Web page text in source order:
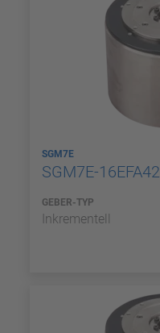
SGM7E
SGM7E-16EFA42
GEBER-TYP
Inkrementell